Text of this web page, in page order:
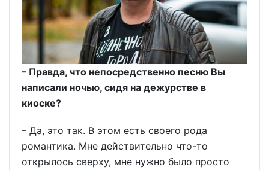
– Правда, что непосредственно песню Вы
написали ночью, сидя на дежурстве в
киоске?
– Да, это так. В этом есть своего рода
романтика. Мне действительно что-то
открылось сверху, мне нужно было просто